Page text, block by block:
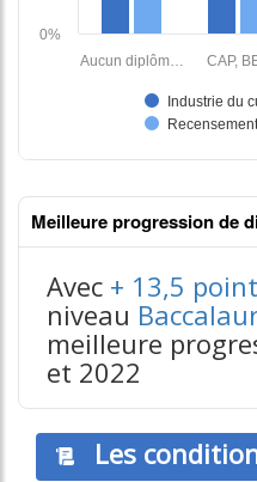
Meilleure progression de
contenus données json n°2
Avec + 13,5
niveau
meilleure
et 2022
Les